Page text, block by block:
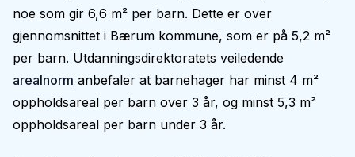
noe som gir 6,6 m² per barn. Dette er over
gjennomsnittet i Bærum kommune, som er på 5,2 m²
per barn. Utdanningsdirektoratets veiledende
arealnorm anbefaler at barnehager har minst 4 m²
oppholdsareal per barn over 3 år, og minst 5,3 m²
oppholdsareal per barn under 3 år.